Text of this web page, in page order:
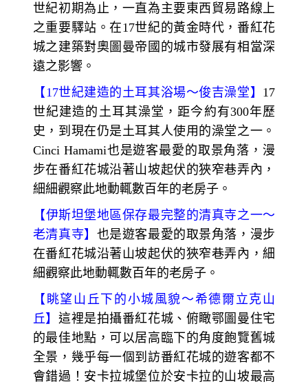
世紀初期為止，一直為主要東西貿易路線上
之重要驛站。在17世紀的黃金時代，番紅花
城之建築對奧圖曼帝國的城市發展有相當深
遠之影響。
【17世紀建造的土耳其浴場～俊吉澡堂】 17
世紀建造的土耳其澡堂，距今約有300年歷
史，到現在仍是土耳其人使用的澡堂之一。
Cinci Hamami也是遊客最愛的取景角落，漫
步在番紅花城沿著山坡起伏的狹窄巷弄內，
細細觀察此地動輒數百年的老房子。
【伊斯坦堡地區保存最完整的清真寺之一～
老清真寺】 也是遊客最愛的取景角落，漫步
在番紅花城沿著山坡起伏的狹窄巷弄內，細
細觀察此地動輒數百年的老房子。
【 眺望山丘下的小城風貌～希德爾立克山
丘】這裡是拍攝番紅花城、俯瞰鄂圖曼住宅
的最佳地點，可以居高臨下的角度飽覽舊城
全景，幾乎每一個到訪番紅花城的遊客都不
會錯過！安卡拉城堡位於安卡拉的山坡最高